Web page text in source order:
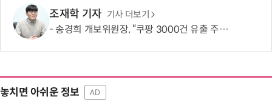
조재학 기자 기사 더보기
송경희 개보위원장, “쿠팡 3000건 유출 주장 사실과 달라…엄정 처분할 것”
놓치면 아쉬운 정보 AD